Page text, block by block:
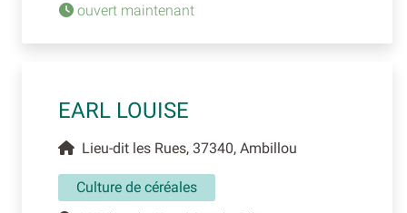
ouvert maintenant
EARL LOUISE
Lieu-dit les Rues, 37340, Ambillou
Culture de céréales